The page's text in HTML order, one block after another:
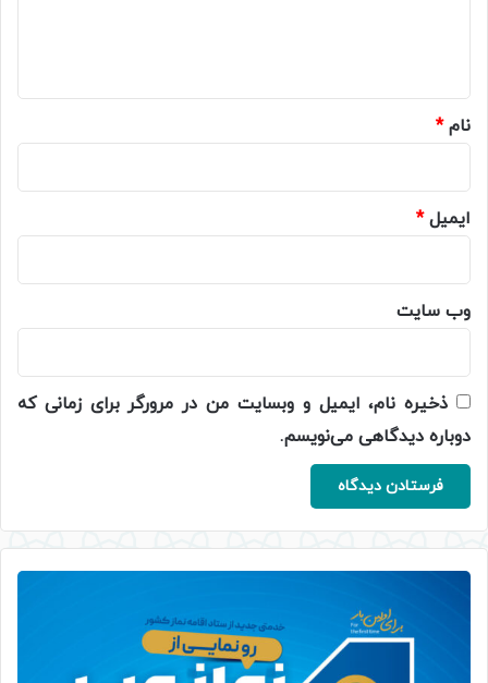
نام*
ایمیل*
وب‌ سایت
ذخیره نام، ایمیل و وبسایت من در مرورگر برای زمانی که
دوباره دیدگاهی می‌نویسم.